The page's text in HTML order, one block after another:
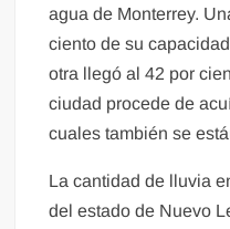
agua de Monterrey.
ciento de su
otra llegó al 42 por
ciudad procede de
cuales también se
La cantidad de lluvia
del estado de Nuevo